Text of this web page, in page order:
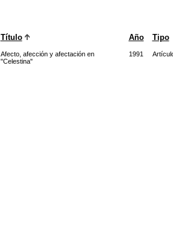
Título Año Tipo
Afecto, afección y afectación en
"Celestina"
1991